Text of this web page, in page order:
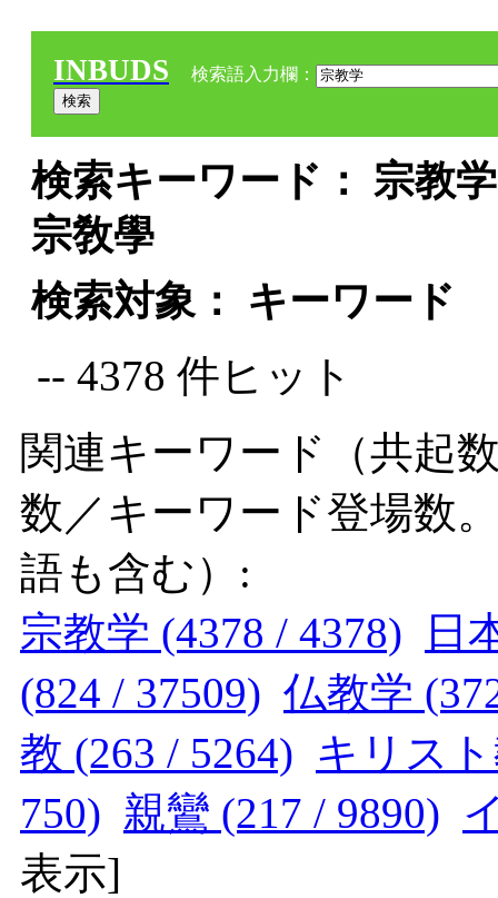
INBUDS 検索語入力欄：
検索キーワード： 宗教
宗敎學
検索対象： キーワード
-- 4378 件ヒット
関連キーワード（共起
数／キーワード登場数
語も含む）:
宗教学 (4378 / 4378)
日
(824 / 37509) 仏教学
教 (263 / 5264) キリス
750) 親鸞 (217 / 9890)
表示]